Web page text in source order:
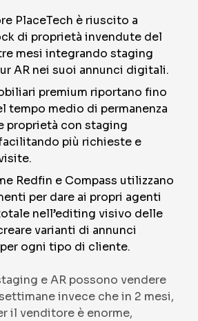
PlaceTech è riuscito a
di proprietà invendute del
mesi integrando staging
AR nei suoi annunci digitali.
premium riportano fino
tempo medio di permanenza
proprietà con staging
più richieste e
Redfin e Compass utilizzano
per dare ai propri agenti
nell’editing visivo delle
varianti di annunci
ogni tipo di cliente.
e AR possono vendere
invece che in 2 mesi,
il venditore è enorme,